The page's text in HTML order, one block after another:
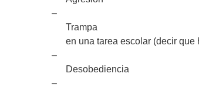
–
Trampa
en una tarea escolar (decir
–
Desobediencia
–